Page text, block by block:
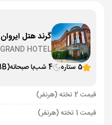
گرند هتل ایروان
GRAND HOTEL
5 ستاره
4 شب با صبحانه(BB)
قیمت 2 تخته (هرنفر)
قیمت 1 تخته (هرنفر)